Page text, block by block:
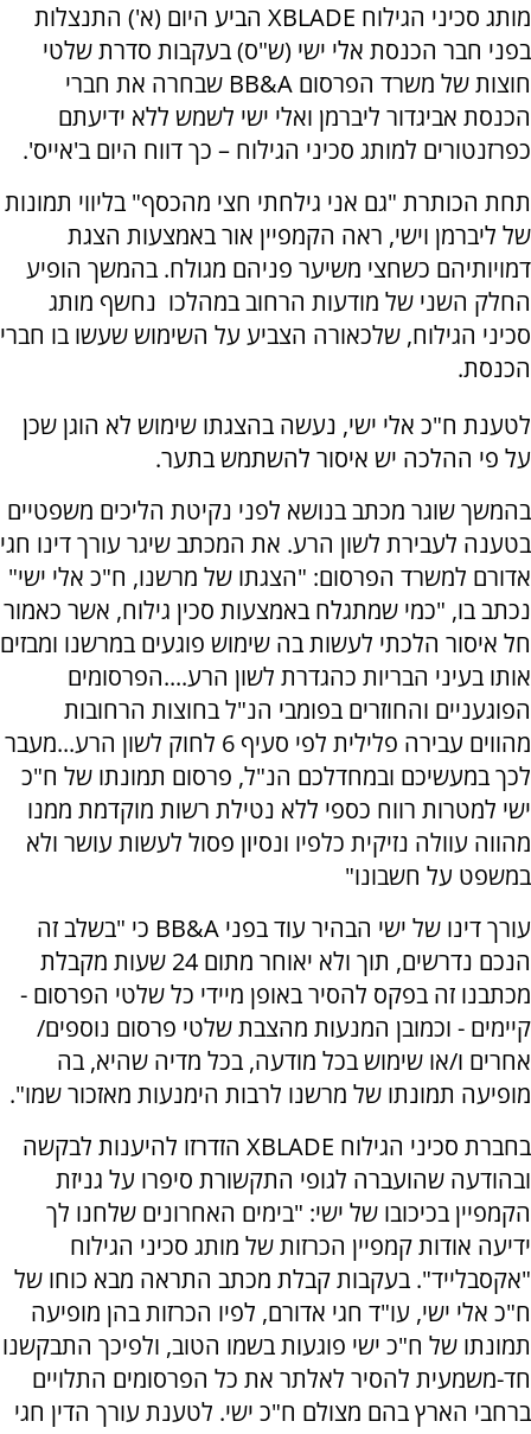
מותג סכיני הגילוח XBLADE הביע היום (א') התנצלות
בפני חבר הכנסת אלי ישי (ש"ס) בעקבות סדרת שלטי
חוצות של משרד הפרסום BB&A שבחרה את חברי
הכנסת אביגדור ליברמן ואלי ישי לשמש ללא ידיעתם
כפרזנטורים למותג סכיני הגילוח – כך דווח היום ב'אייס'.
תחת הכותרת "גם אני גילחתי חצי מהכסף" בליווי תמונות
של ליברמן וישי, ראה הקמפיין אור באמצעות הצגת
דמויותיהם כשחצי משיער פניהם מגולח. בהמשך הופיע
החלק השני של מודעות הרחוב במהלכו נחשף מותג
סכיני הגילוח, שלכאורה הצביע על השימוש שעשו בו חברי
הכנסת.
לטענת ח"כ אלי ישי, נעשה בהצגתו שימוש לא הוגן שכן
על פי ההלכה יש איסור להשתמש בתער.
בהמשך שוגר מכתב בנושא לפני נקיטת הליכים משפטיים
בטענה לעבירת לשון הרע. את המכתב שיגר עורך דינו חגי
אדורם למשרד הפרסום: "הצגתו של מרשנו, ח"כ אלי ישי"
נכתב בו, "כמי שמתגלח באמצעות סכין גילוח, אשר כאמור
חל איסור הלכתי לעשות בה שימוש פוגעים במרשנו ומבזים
אותו בעיני הבריות כהגדרת לשון הרע....הפרסומים
הפוגעניים והחוזרים בפומבי הנ"ל בחוצות הרחובות
מהווים עבירה פלילית לפי סעיף 6 לחוק לשון הרע...מעבר
לכך במעשיכם ובמחדלכם הנ"ל, פרסום תמונתו של ח"כ
ישי למטרות רווח כספי ללא נטילת רשות מוקדמת ממנו
מהווה עוולה נזיקית כלפיו ונסיון פסול לעשות עושר ולא
במשפט על חשבונו"
עורך דינו של ישי הבהיר עוד בפני BB&A כי "בשלב זה
הנכם נדרשים, תוך ולא יאוחר מתום 24 שעות מקבלת
מכתבנו זה בפקס להסיר באופן מיידי כל שלטי הפרסום -
קיימים - וכמובן המנעות מהצבת שלטי פרסום נוספים/
אחרים ו/או שימוש בכל מודעה, בכל מדיה שהיא, בה
מופיעה תמונתו של מרשנו לרבות הימנעות מאזכור שמו".
בחברת סכיני הגילוח XBLADE הזדרזו להיענות לבקשה
ובהודעה שהועברה לגופי התקשורת סיפרו על גניזת
הקמפיין בכיכובו של ישי: "בימים האחרונים שלחנו לך
ידיעה אודות קמפיין הכרזות של מותג סכיני הגילוח
"אקסבלייד". בעקבות קבלת מכתב התראה מבא כוחו של
ח"כ אלי ישי, עו"ד חגי אדורם, לפיו הכרזות בהן מופיעה
תמונתו של ח"כ ישי פוגעות בשמו הטוב, ולפיכך התבקשנו
חד-משמעית להסיר לאלתר את כל הפרסומים התלויים
ברחבי הארץ בהם מצולם ח"כ ישי. לטענת עורך הדין חגי